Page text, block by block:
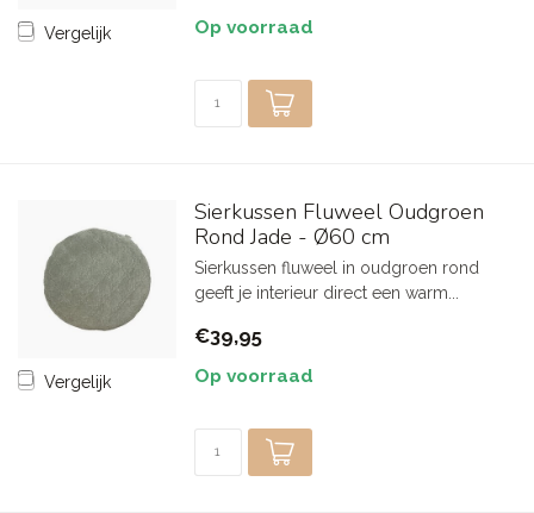
Vergelijk Op voorraad
Vergelijk
Sierkussen Fluweel Oudgroen
Rond Jade - Ø60 cm
Sierkussen fluweel in oudgroen rond
geeft je interieur direct een warm...
€39,95
Op voorraad